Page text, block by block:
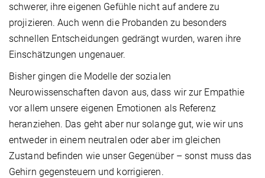
schwerer, ihre eigenen Gefühle nicht auf andere zu
projizieren. Auch wenn die Probanden zu besonders
schnellen Entscheidungen gedrängt wurden, waren ihre
Einschätzungen ungenauer.
Bisher gingen die Modelle der sozialen
Neurowissenschaften davon aus, dass wir zur Empathie
vor allem unsere eigenen Emotionen als Referenz
heranziehen. Das geht aber nur solange gut, wie wir uns
entweder in einem neutralen oder aber im gleichen
Zustand befinden wie unser Gegenüber – sonst muss das
Gehirn gegensteuern und korrigieren.